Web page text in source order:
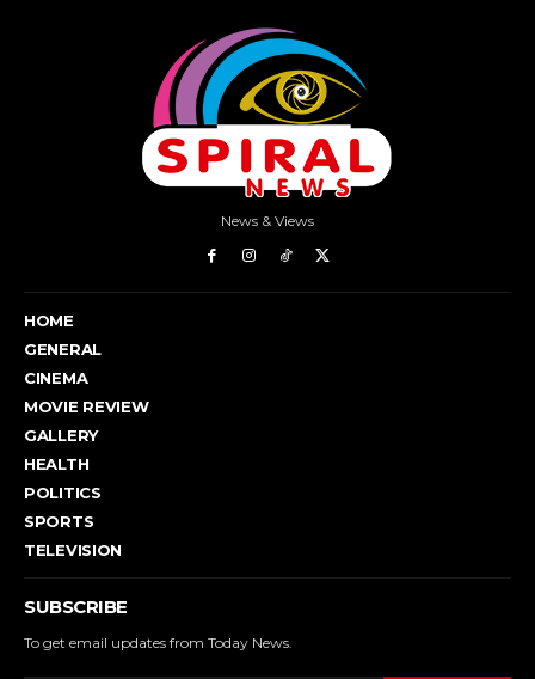
News & Views
HOME
GENERAL
CINEMA
MOVIE REVIEW
GALLERY
HEALTH
POLITICS
SPORTS
TELEVISION
SUBSCRIBE
To get email updates from Today News.